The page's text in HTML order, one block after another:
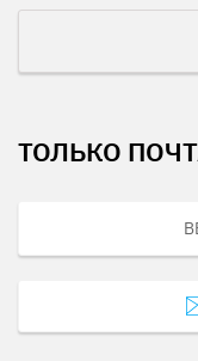
ТОЛЬКО